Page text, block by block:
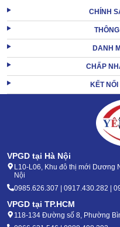
CHÍNH
DANH
CHẤP
KẾT
VPGD tại Hà Nội
L10-L06, Khu đô thị mới Dương
Nội
0985.626.307 | 0917.430.282 |
VPGD tại TP.HCM
118-134 Đường số 8, Phường